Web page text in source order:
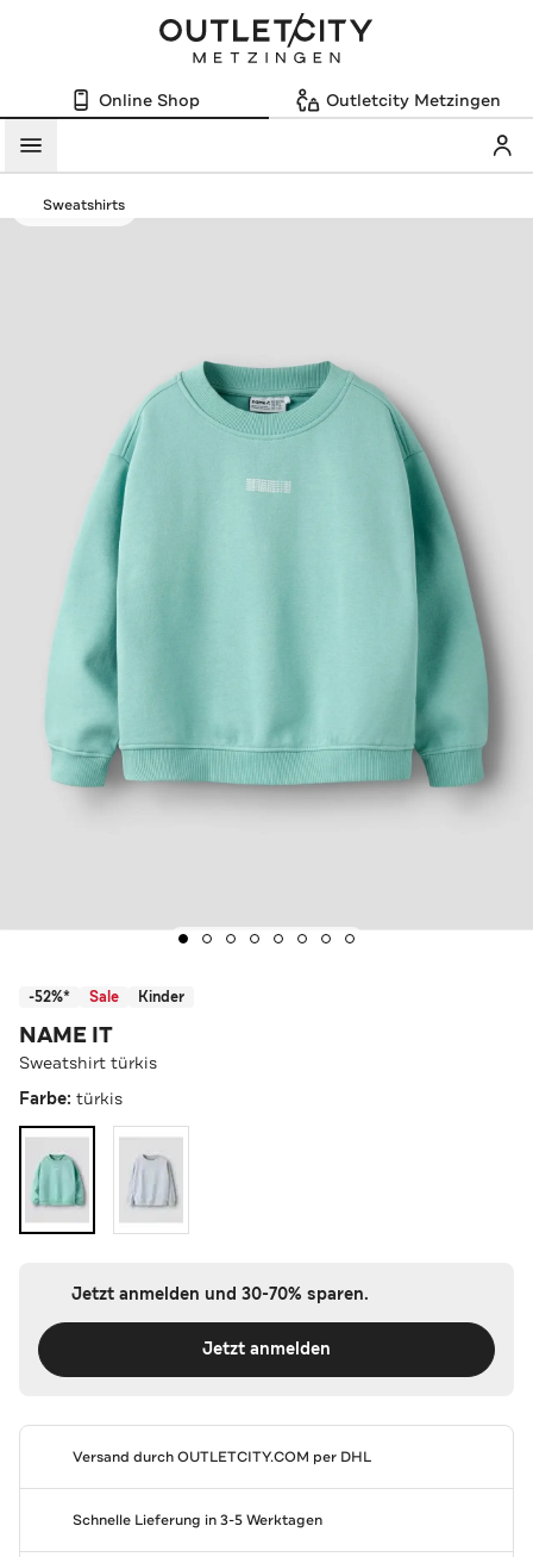
Online Shop Outletcity Metzingen
Menü
Sweatshirts
-52%* Sale Kinder
NAME IT
Sweatshirt türkis
Farbe: türkis
Jetzt anmelden und 30-70% sparen.
Jetzt anmelden
Versand durchOUTLETCITY.COM per DHL
Schnelle Lieferung in 3-5 Werktagen